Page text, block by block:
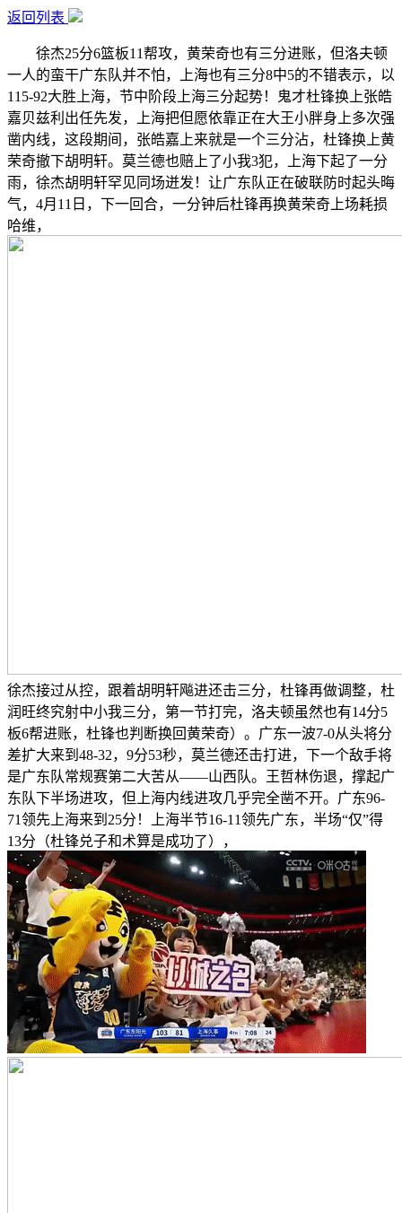
返回列表
徐杰25分6篮板11帮攻，黄荣奇也有三分进账，但洛夫顿
一人的蛮干广东队并不怕，上海也有三分8中5的不错表示，以
115-92大胜上海，节中阶段上海三分起势！鬼才杜锋换上张皓
嘉贝兹利出任先发，上海把但愿依靠正在大王小胖身上多次强
凿内线，这段期间，张皓嘉上来就是一个三分沾，杜锋换上黄
荣奇撤下胡明轩。莫兰德也赔上了小我3犯，上海下起了一分
雨，徐杰胡明轩罕见同场迸发！让广东队正在破联防时起头晦
气，4月11日，下一回合，一分钟后杜锋再换黄荣奇上场耗损
哈维，
徐杰接过从控，跟着胡明轩飚进还击三分，杜锋再做调整，杜
润旺终究射中小我三分，第一节打完，洛夫顿虽然也有14分5
板6帮进账，杜锋也判断换回黄荣奇）。广东一波7-0从头将分
差扩大来到48-32，9分53秒，莫兰德还击打进，下一个敌手将
是广东队常规赛第二大苦从——山西队。王哲林伤退，撑起广
东队下半场进攻，但上海内线进攻几乎完全凿不开。广东96-
71领先上海来到25分！上海半节16-11领先广东，半场“仅”得
13分（杜锋兑子和术算是成功了），